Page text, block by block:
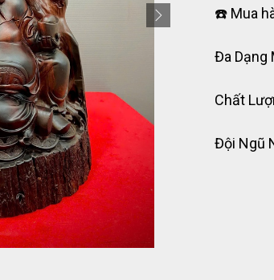
☎️ Mua
Đa Dạng
Chất
Đội Ngũ